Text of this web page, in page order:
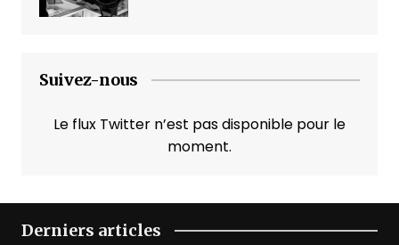
Suivez-nous
Le flux Twitter n’est pas disponible pour le
moment.
Derniers articles